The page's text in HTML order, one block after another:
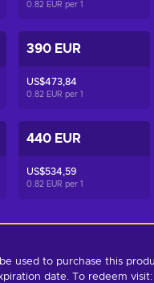
0.82 EUR per 1
390 EUR
US$473,84
0.82 EUR per 1
440 EUR
US$534,59
0.82 EUR per 1
used to purchase this
date. To redeem